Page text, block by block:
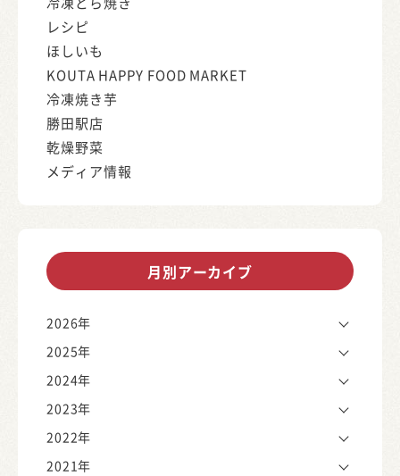
レシピ
ほしいも
KOUTA HAPPY FOOD MARKET
冷凍焼き芋
勝田駅店
乾燥野菜
メディア情報
月別アーカイブ
2026年
2025年
2024年
2023年
2022年
2021年